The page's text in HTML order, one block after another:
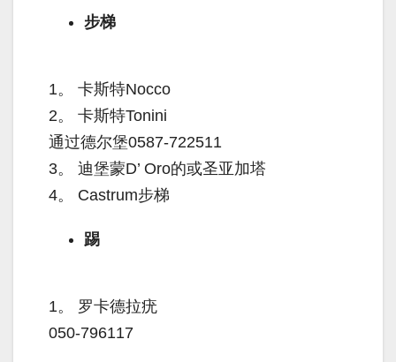
步梯
1。
卡斯特Nocco
2。
卡斯特Tonini
通过德尔堡0587-722511
3。
迪堡蒙D’ Oro的或圣亚加塔
4。
Castrum步梯
踢
1。
罗卡德拉疣
050-796117